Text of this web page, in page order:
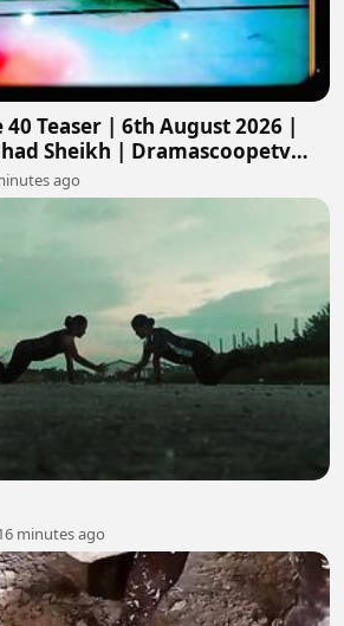
Teaser | 6th August 2026 |
Sheikh | Dramascoopetv
ago
minutes ago